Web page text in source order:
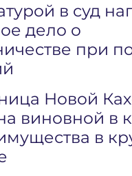
в суд
дело о
при
Новой
виновной в
в